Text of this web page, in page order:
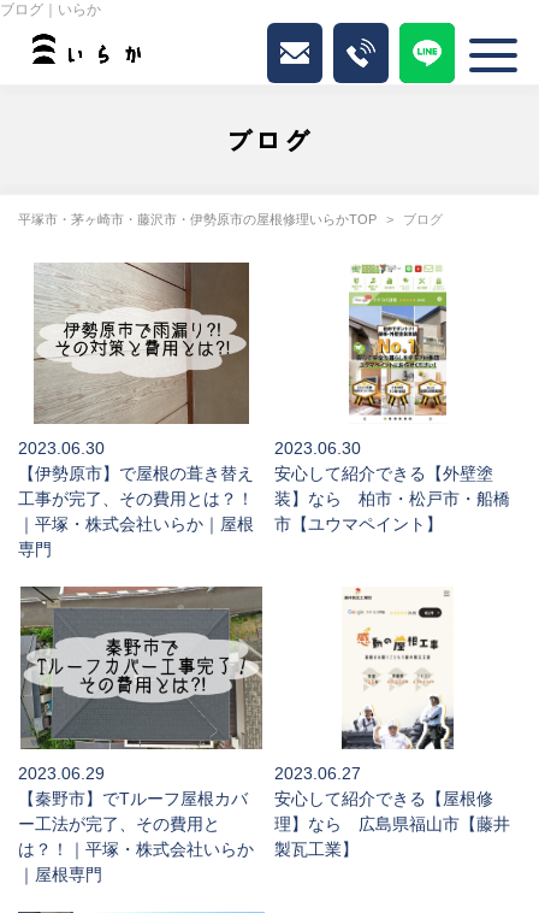
ブログ｜いらか
ブログ
平塚市・茅ヶ崎市・藤沢市・伊勢原市の屋根修理いらかTOP ブログ
2023.06.30
【伊勢原市】で屋根の葺き替え
工事が完了、その費用とは？！
｜平塚・株式会社いらか｜屋根
専門
2023.06.30
安心して紹介できる【外壁塗
装】なら 柏市・松戸市・船橋
市【ユウマペイント】
2023.06.29
【秦野市】でTルーフ屋根カバ
ー工法が完了、その費用と
は？！｜平塚・株式会社いらか
｜屋根専門
2023.06.27
安心して紹介できる【屋根修
理】なら 広島県福山市【藤井
製瓦工業】